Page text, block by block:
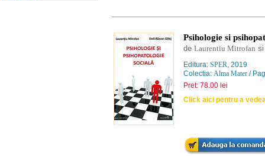
Psihologie si
de Laurentiu Mitrofan
Editura: SPER, 2019
Colectia: Alma Mater /
Pret: 78.00 lei
Click aici pentru a